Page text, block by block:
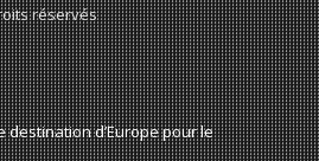
réservés
destination d’Europe pour le